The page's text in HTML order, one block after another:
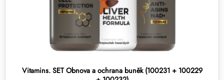
Vitamins. SET Obnova a ochrana buněk (100231 + 100229